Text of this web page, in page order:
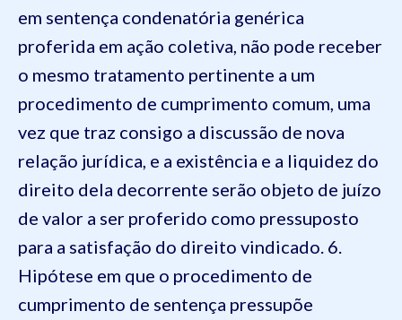
em sentença condenatória genérica
proferida em ação coletiva, não pode receber
o mesmo tratamento pertinente a um
procedimento de cumprimento comum, uma
vez que traz consigo a discussão de nova
relação jurídica, e a existência e a liquidez do
direito dela decorrente serão objeto de juízo
de valor a ser proferido como pressuposto
para a satisfação do direito vindicado. 6.
Hipótese em que o procedimento de
cumprimento de sentença pressupõe